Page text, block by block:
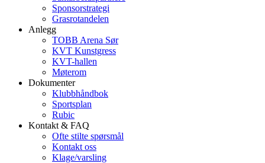
Sponsorstrategi
Grasrotandelen
Anlegg
TOBB Arena Sør
KVT Kunstgress
KVT-hallen
Møterom
Dokumenter
Klubbhåndbok
Sportsplan
Rubic
Kontakt & FAQ
Ofte stilte spørsmål
Kontakt oss
Klage/varsling